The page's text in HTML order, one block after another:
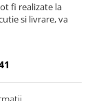
fi realizate la
si livrare, va